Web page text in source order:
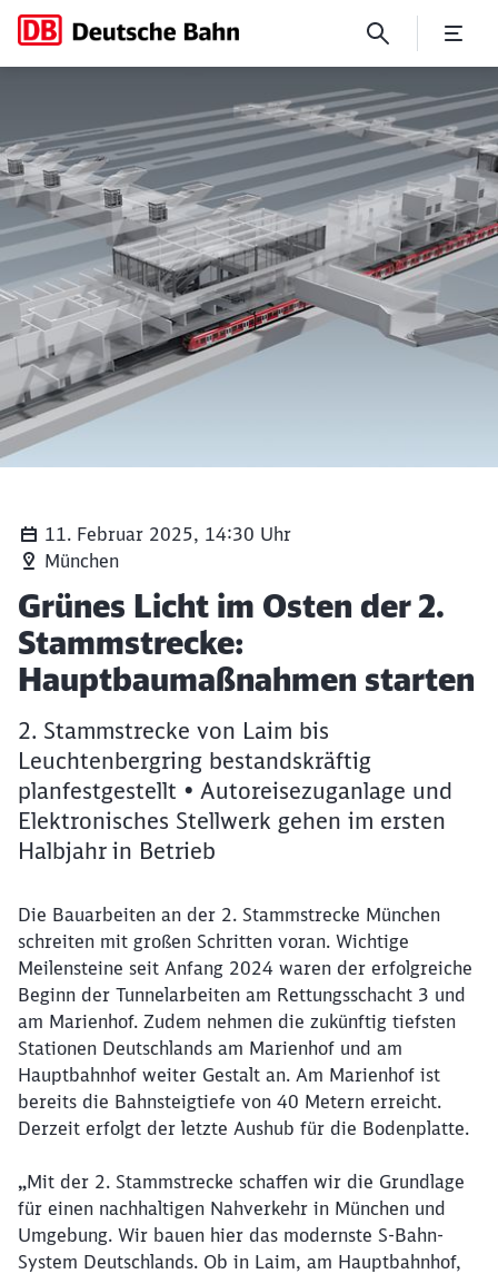
Grünes Licht im Osten der
11. Februar 2025, 14:30 Uhr
München
Artikel:
Grünes Licht im Osten der 2.
Stammstrecke:
Hauptbaumaßnahmen starten
2. Stammstrecke von Laim bis
Leuchtenbergring bestandskräftig
planfestgestellt • Autoreisezuganlage und
Elektronisches Stellwerk gehen im ersten
Halbjahr in Betrieb
Die Bauarbeiten an der 2. Stammstrecke München
schreiten mit großen Schritten voran. Wichtige
Meilensteine seit Anfang 2024 waren der erfolgreiche
Beginn der Tunnelarbeiten am Rettungsschacht 3 und
am Marienhof. Zudem nehmen die zukünftig tiefsten
Stationen Deutschlands am Marienhof und am
Hauptbahnhof weiter Gestalt an. Am Marienhof ist
bereits die Bahnsteigtiefe von 40 Metern erreicht.
Derzeit erfolgt der letzte Aushub für die Bodenplatte.
„Mit der 2. Stammstrecke schaffen wir die Grundlage
für einen nachhaltigen Nahverkehr in München und
Umgebung. Wir bauen hier das modernste S-Bahn-
System Deutschlands. Ob in Laim, am Hauptbahnhof,